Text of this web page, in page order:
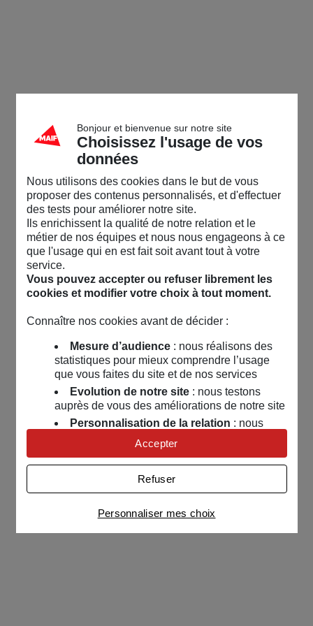
Bonjour et bienvenue sur notre site
Choisissez l'usage de vos
données
Nous utilisons des cookies dans le but de vous
proposer des contenus personnalisés, et d'effectuer
des tests pour améliorer notre site.
Ils enrichissent la qualité de notre relation et le
métier de nos équipes et nous nous engageons à ce
que l'usage qui en est fait soit avant tout à votre
service.
Vous pouvez accepter ou refuser librement les
cookies et modifier votre choix à tout moment.
Connaître nos cookies avant de décider :
Mesure d’audience: nous réalisons des
statistiques pour mieux comprendre l’usage
que vous faites du site et de nos services
Evolution de notre site: nous testons
auprès de vous des améliorations de notre site
Personnalisation de la relation : nous
nous servons de cookies pour adapter nos
contenus et personnaliser nos offres
Univers publicitaire: nous utilisons avec
nos partenaires des cookies pour afficher des
publicités personnalisées
Connaître notre politique cookies et la liste de nos
partenaires
Personnaliser mes choix
Refuser
Accepter